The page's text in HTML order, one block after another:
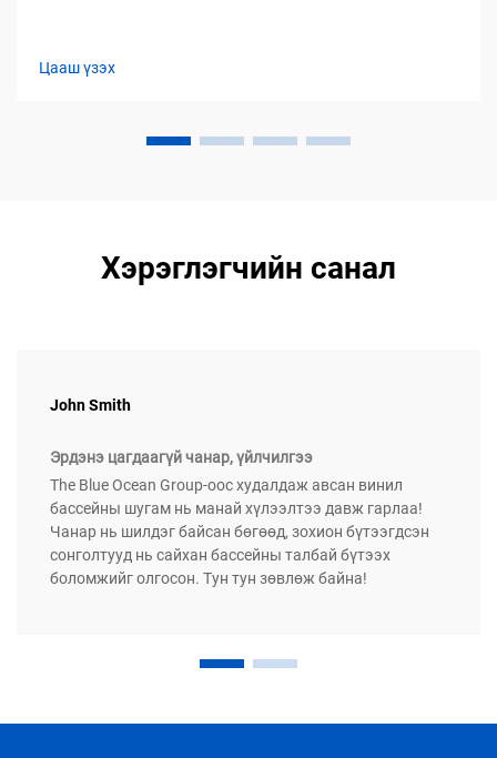
Цааш үзэх
Хэрэглэгчийн санал
John Smith
Эрдэнэ цагдаагүй чанар, үйлчилгээ
The Blue Ocean Group-оос худалдаж авсан винил
бассейны шугам нь манай хүлээлтээ давж гарлаа!
Чанар нь шилдэг байсан бөгөөд, зохион бүтээгдсэн
сонголтууд нь сайхан бассейны талбай бүтээх
боломжийг олгосон. Тун тун зөвлөж байна!